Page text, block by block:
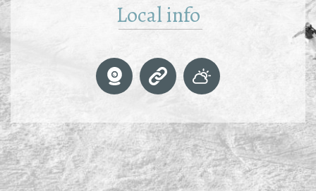
Local info